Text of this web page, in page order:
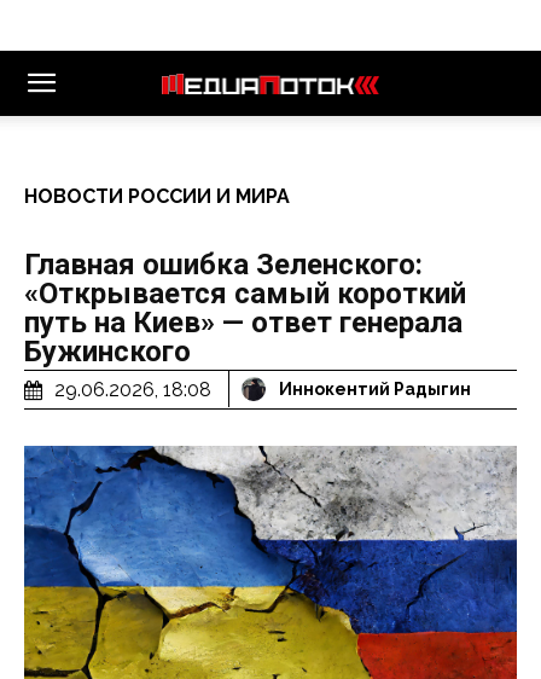
НОВОСТИ РОССИИ И МИРА
Главная ошибка Зеленского:
«Открывается самый короткий
путь на Киев» — ответ генерала
Бужинского
29.06.2026, 18:08 Иннокентий Радыгин